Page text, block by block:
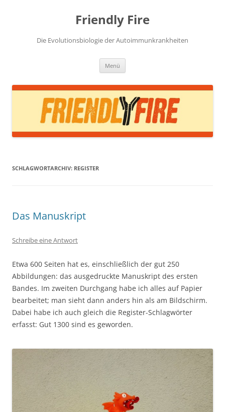
Friendly Fire
Die Evolutionsbiologie der Autoimmunkrankheiten
Menü
SCHLAGWORTARCHIV: REGISTER
Das Manuskript
Schreibe eine Antwort
Etwa 600 Seiten hat es, einschließlich der gut 250
Abbildungen: das ausgedruckte Manuskript des ersten
Bandes. Im zweiten Durchgang habe ich alles auf Papier
bearbeitet; man sieht dann anders hin als am Bildschirm.
Dabei habe ich auch gleich die Register-Schlagwörter
erfasst: Gut 1300 sind es geworden.